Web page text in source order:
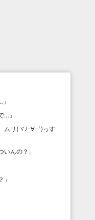
」
… 」
ムリ(ヾﾉ･∀･`)っす
いんの？ 」
」